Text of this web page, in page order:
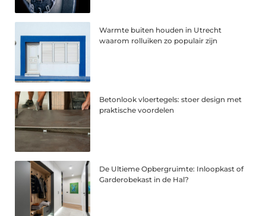
Warmte buiten houden in Utrecht
waarom rolluiken zo populair zijn
Betonlook vloertegels: stoer design met
praktische voordelen
De Ultieme Opbergruimte: Inloopkast of
Garderobekast in de Hal?